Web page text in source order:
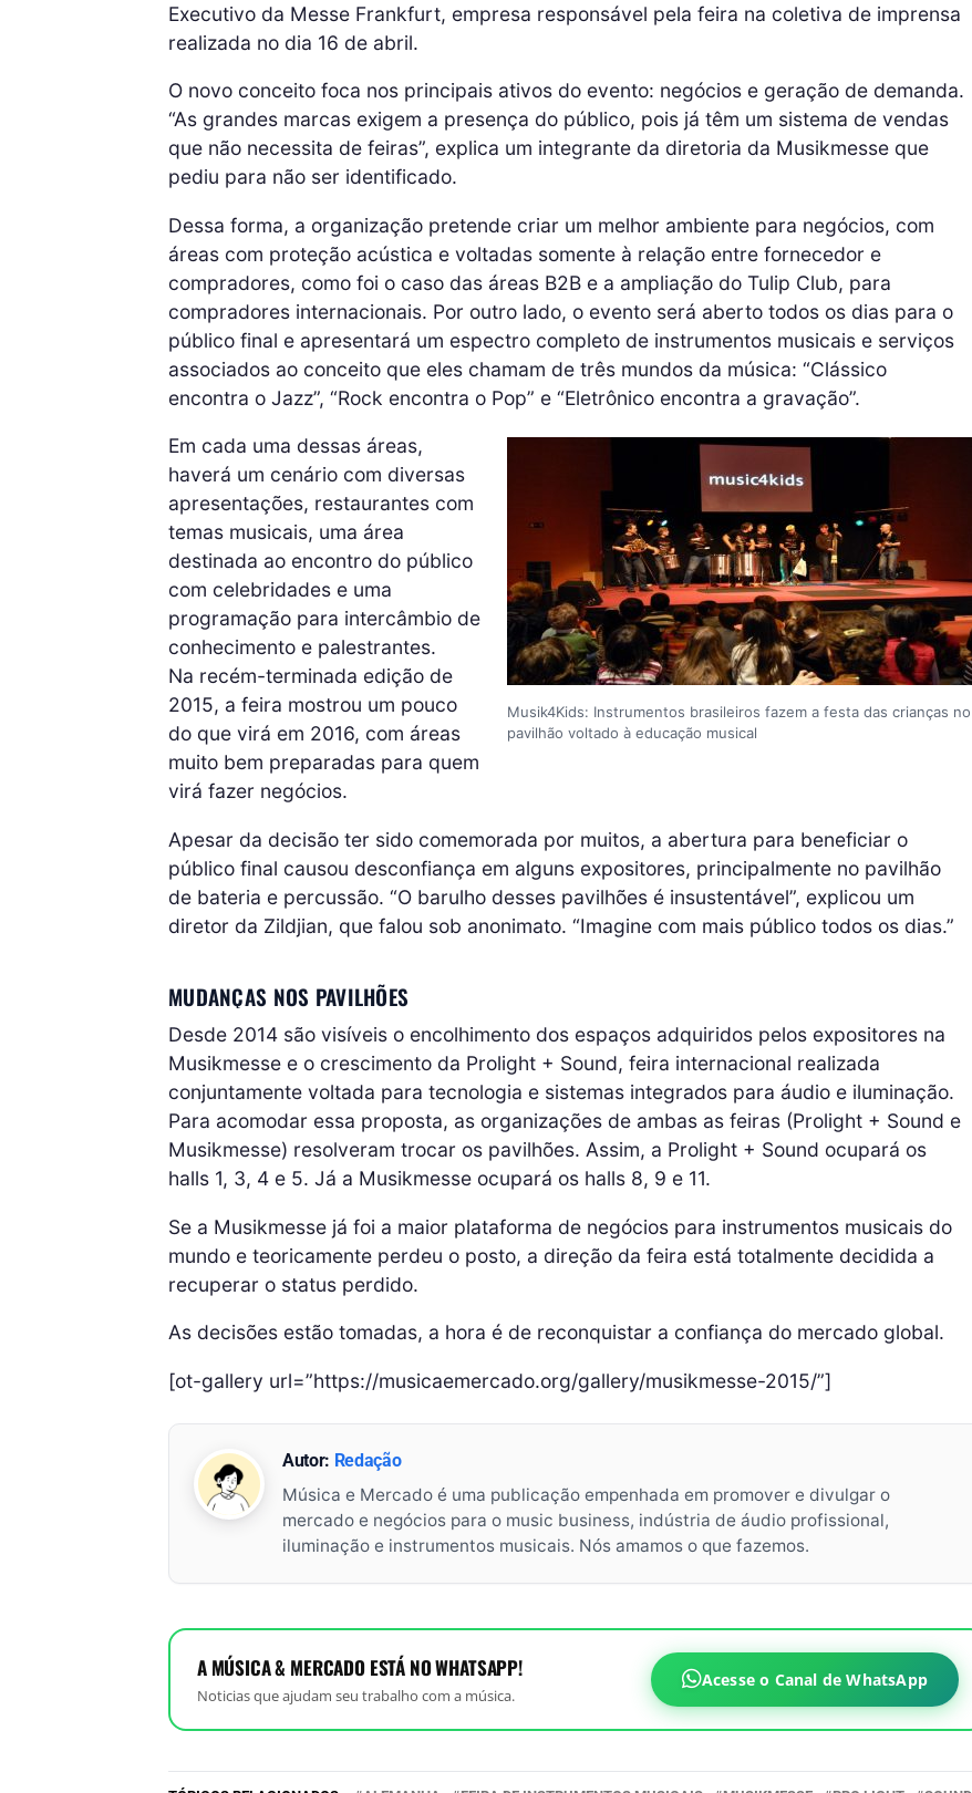
Executivo da Messe Frankfurt, empresa responsável pela feira na coletiva de imprensa
realizada no dia 16 de abril.
O novo conceito foca nos principais ativos do evento: negócios e geração de demanda.
“As grandes marcas exigem a presença do público, pois já têm um sistema de vendas
que não necessita de feiras”, explica um integrante da diretoria da Musikmesse que
pediu para não ser identificado.
Dessa forma, a organização pretende criar um melhor ambiente para negócios, com
áreas com proteção acústica e voltadas somente à relação entre fornecedor e
compradores, como foi o caso das áreas B2B e a ampliação do Tulip Club, para
compradores internacionais. Por outro lado, o evento será aberto todos os dias para o
público final e apresentará um espectro completo de instrumentos musicais e serviços
associados ao conceito que eles chamam de três mundos da música: “Clássico
encontra o Jazz”, “Rock encontra o Pop” e “Eletrônico encontra a gravação”.
Musik4Kids: Instrumentos brasileiros fazem a festa das crianças no
pavilhão voltado à educação musical
Em cada uma dessas áreas,
haverá um cenário com diversas
apresentações, restaurantes com
temas musicais, uma área
destinada ao encontro do público
com celebridades e uma
programação para intercâmbio de
conhecimento e palestrantes.
Na recém-terminada edição de
2015, a feira mostrou um pouco
do que virá em 2016, com áreas
muito bem preparadas para quem
virá fazer negócios.
Apesar da decisão ter sido comemorada por muitos, a abertura para beneficiar o
público final causou desconfiança em alguns expositores, principalmente no pavilhão
de bateria e percussão. “O barulho desses pavilhões é insustentável”, explicou um
diretor da Zildjian, que falou sob anonimato. “Imagine com mais público todos os dias.”
MUDANÇAS NOS PAVILHÕES
Desde 2014 são visíveis o encolhimento dos espaços adquiridos pelos expositores na
Musikmesse e o crescimento da Prolight + Sound, feira internacional realizada
conjuntamente voltada para tecnologia e sistemas integrados para áudio e iluminação.
Para acomodar essa proposta, as organizações de ambas as feiras (Prolight + Sound e
Musikmesse) resolveram trocar os pavilhões. Assim, a Prolight + Sound ocupará os
halls 1, 3, 4 e 5. Já a Musikmesse ocupará os halls 8, 9 e 11.
Se a Musikmesse já foi a maior plataforma de negócios para instrumentos musicais do
mundo e teoricamente perdeu o posto, a direção da feira está totalmente decidida a
recuperar o status perdido.
As decisões estão tomadas, a hora é de reconquistar a confiança do mercado global.
[ot-gallery url=”https://musicaemercado.org/gallery/musikmesse-2015/”]
Autor: Redação
Música e Mercado é uma publicação empenhada em promover e divulgar o
mercado e negócios para o music business, indústria de áudio profissional,
iluminação e instrumentos musicais. Nós amamos o que fazemos.
A MÚSICA & MERCADO ESTÁ NO WHATSAPP!
Noticias que ajudam seu trabalho com a música.
Acesse o Canal de WhatsApp